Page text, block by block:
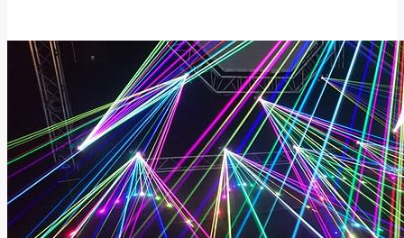
prsu:
Bezpečné
a
efektivní